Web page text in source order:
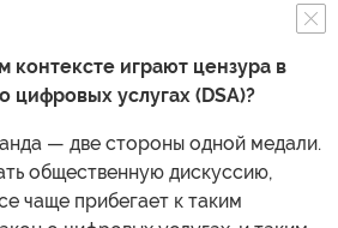
контексте играют цензура в
цифровых услугах (DSA)?
— две стороны одной медали.
общественную дискуссию,
чаще прибегает к таким